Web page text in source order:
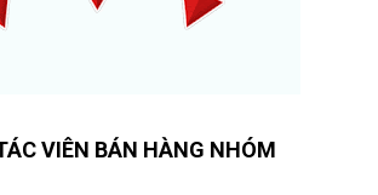
VIÊN BÁN HÀNG NHÓM